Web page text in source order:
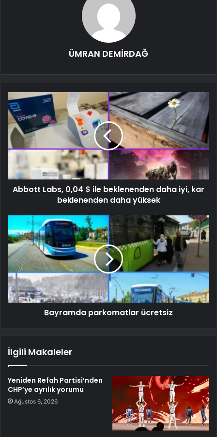
ÜMRAN DEMİRDAĞ
Abbott Labs, 0,04 $ ile beklenenden daha iyi, kar
beklenenden daha yüksek
Bayramda parkomatlar ücretsiz
İlgili Makaleler
Yeniden Refah Partisi’nden
CHP’ye ayrılık yorumu
Ağustos 6, 2026